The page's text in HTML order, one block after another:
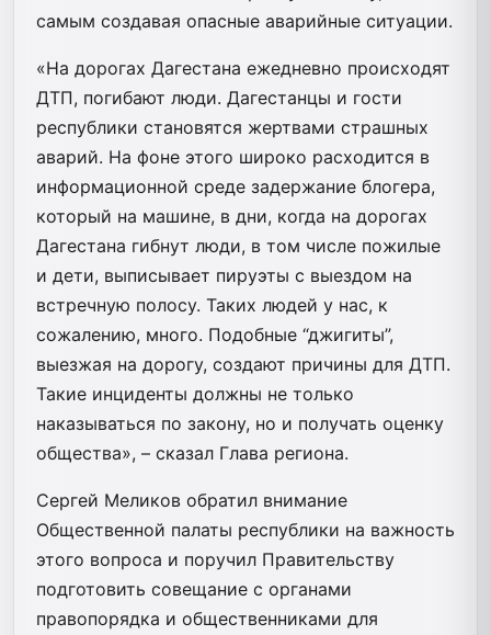
самым создавая опасные аварийные ситуации.
«На дорогах Дагестана ежедневно происходят
ДТП, погибают люди. Дагестанцы и гости
республики становятся жертвами страшных
аварий. На фоне этого широко расходится в
информационной среде задержание блогера,
который на машине, в дни, когда на дорогах
Дагестана гибнут люди, в том числе пожилые
и дети, выписывает пируэты с выездом на
встречную полосу. Таких людей у нас, к
сожалению, много. Подобные “джигиты”,
выезжая на дорогу, создают причины для ДТП.
Такие инциденты должны не только
наказываться по закону, но и получать оценку
общества», – сказал Глава региона.
Сергей Меликов обратил внимание
Общественной палаты республики на важность
этого вопроса и поручил Правительству
подготовить совещание с органами
правопорядка и общественниками для